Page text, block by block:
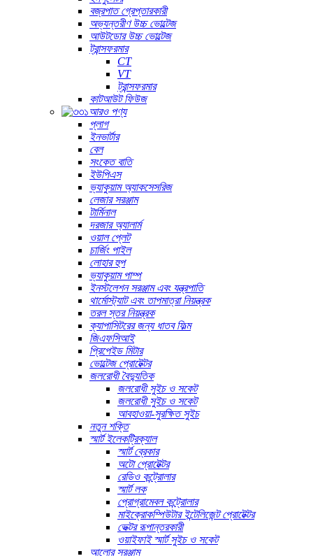
বজ্রপাত গ্রেপ্তারকারী
অভ্যন্তরীণ উচ্চ ভোল্টেজ
আউটডোর উচ্চ ভোল্টেজ
ট্রান্সফরমার
CT
VT
ট্রান্সফরমার
কাটআউট ফিউজ
আরও পণ্য
প্লাগ
ইনভার্টার
বেল
সংকেত বাতি
ইউপিএস
ভ্যাকুয়াম অ্যাকসেসরিজ
লেজার সরঞ্জাম
টার্মিনাল
দরজার অ্যালার্ম
ওয়াল প্লেট
চার্জিং পাইল
লোহার হুপ
ভ্যাকুয়াম পাম্প
ইনস্টলেশন সরঞ্জাম এবং যন্ত্রপাতি
থার্মোস্ট্যাট এবং তাপমাত্রা নিয়ন্ত্রক
তরল স্তর নিয়ন্ত্রক
ক্যাপাসিটরের জন্য ধাতব ফিল্ম
জিএফসিআই
প্রিপেইড মিটার
ভোল্টেজ প্রোটেক্টর
জলরোধী বৈদ্যুতিক
জলরোধী সুইচ ও সকেট
জলরোধী সুইচ ও সকেট
আবহাওয়া-সুরক্ষিত সুইচ
নতুন শক্তি
স্মার্ট ইলেকট্রিক্যাল
স্মার্ট ব্রেকার
অটো প্রোটেক্টর
রেডিও কন্ট্রোলার
স্মার্ট লক
প্রোগ্রামেবল কন্ট্রোলার
মাইক্রোকম্পিউটার ইন্টেলিজেন্ট প্রোটেক্টর
ভেক্টর রূপান্তরকারী
ওয়াইফাই স্মার্ট সুইচ ও সকেট
আলোর সরঞ্জাম